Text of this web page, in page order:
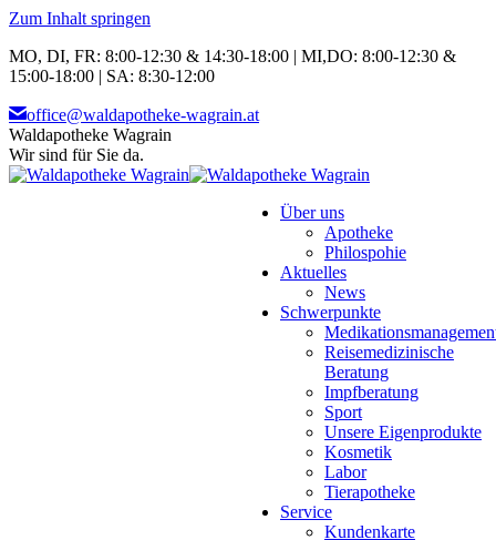
Zum Inhalt springen
MO, DI, FR: 8:00-12:30 & 14:30-18:00 | MI,DO: 8:00-12:30 &
15:00-18:00 | SA: 8:30-12:00
office@waldapotheke-wagrain.at
Waldapotheke Wagrain
Wir sind für Sie da.
Über uns
Apotheke
Philospohie
Aktuelles
News
Schwerpunkte
Reisemedizinische
Beratung
Impfberatung
Sport
Unsere Eigenprodukte
Kosmetik
Labor
Tierapotheke
Service
Kundenkarte